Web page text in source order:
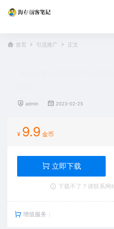
首页 引流推广 正文
admin 2023-02-25
¥ 9.9 金币
立即下载
下载不了？请联系网
增值服务：